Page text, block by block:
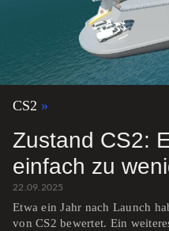
CS2
Zustand CS2:
einfach zu
22.09.2025
Etwa ein Jahr nach Launch
von CS2 bewertet. Ein